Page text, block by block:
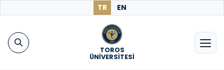
TR EN
TOROS
ÜNİVERSİTESİ